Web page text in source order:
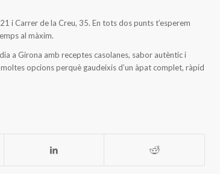
i Carrer de la Creu, 35. En tots dos punts t’esperem
al màxim.
a Girona amb receptes casolanes, sabor autèntic i
opcions perquè gaudeixis d’un àpat complet, ràpid